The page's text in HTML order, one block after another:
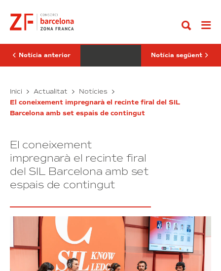
contingut
distingit
com
una
les
millors
Notícia anterior
capacitat
d’anticipació
Notícia següent
Inici Actualitat Notícies
El coneixement impregnarà el recinte firal del SIL
Barcelona amb set espais de contingut
El coneixement
impregnarà el recinte firal
del SIL Barcelona amb set
espais de contingut
Barcelona
distingit
com
les
millors
zones
d’innovació
del
Barcelona